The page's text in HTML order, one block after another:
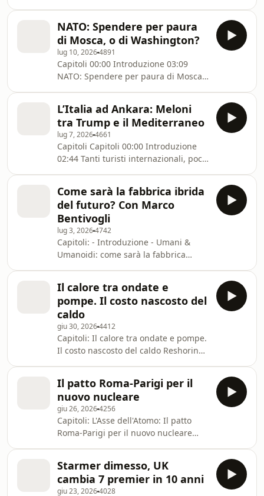
more about your ad choices. Visit
megaphone.fm/adchoices
NATO: Spendere per paura
di Mosca, o di Washington?
lug 10, 20264891
Capitoli 00:00 Introduzione 03:09
NATO: Spendere per paura di Mosca,
che cresce insieme ai fossili 56:43
OCSE e geografie del Lavoro: Il
grande divario tra Italia ed Europa
Learn more about your ad choices.
Visit megaphone.fm/adchoices
L’Italia ad Ankara: Meloni
tra Trump e il Mediterraneo
lug 7, 20264661
Capitoli Capitoli 00:00 Introduzione
02:44 Tanti turisti internazionali, poco
30:06 L’Italia ad Ankara: Meloni tra
Trump e il Mediterraneo 01:00:58 250
anni di libertà, un giorno di divisione:
il 4 Luglio autoritario di Donald
Trump. Learn more about your ad
choices. Visit
megaphone.fm/adchoices
Come sarà la fabbrica ibrida
del futuro? Con Marco
Bentivogli
lug 3, 20264742
Capitoli: - Introduzione - Umani &
Umanoidi: come sarà la fabbrica
choices. Visit
megaphone.fm/adchoices
Il calore tra ondate e
pompe. Il costo nascosto del
caldo
giu 30, 20264412
Capitoli: Il calore tra ondate e pompe.
Il costo nascosto del caldo Reshoring,
Imperatore. La sentenza che cambia il
potere americano Learn more about
your ad choices. Visit
megaphone.fm/adchoices
Il patto Roma-Parigi per il
nuovo nucleare
giu 26, 20264256
Capitoli: L'Asse dell'Atomo: Il patto
Roma-Parigi per il nuovo nucleare
che racconta il ritardo italiano sull’AI
Learn more about your ad choices.
Starmer dimesso, UK
cambia 7 premier in 10 anni
giu 23, 20264028